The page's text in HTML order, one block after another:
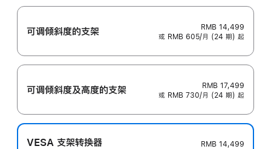
可调倾斜度的支架
RMB 14,499
或 RMB 605/月 (24 期) 起
可调倾斜度及高‍度的支‍架
RMB 17,499
或 RMB 730/月 (24 期) 起
VESA 支架转换器
RMB 14,499